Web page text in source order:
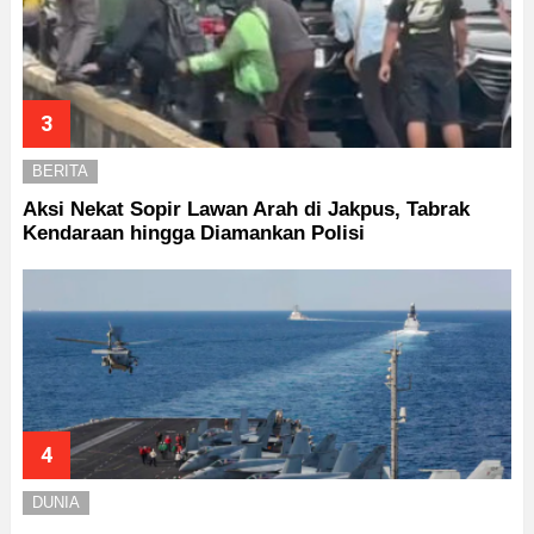
BERITA
Aksi Nekat Sopir Lawan Arah di Jakpus, Tabrak
Kendaraan hingga Diamankan Polisi
DUNIA